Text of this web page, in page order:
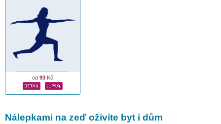
od 93 Kč
Nálepkami na zeď oživíte byt i dům